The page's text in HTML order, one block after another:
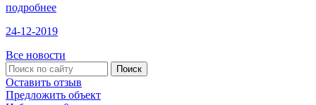
подробнее
24-12-2019
Все новости
Оставить отзыв
Предложить объект